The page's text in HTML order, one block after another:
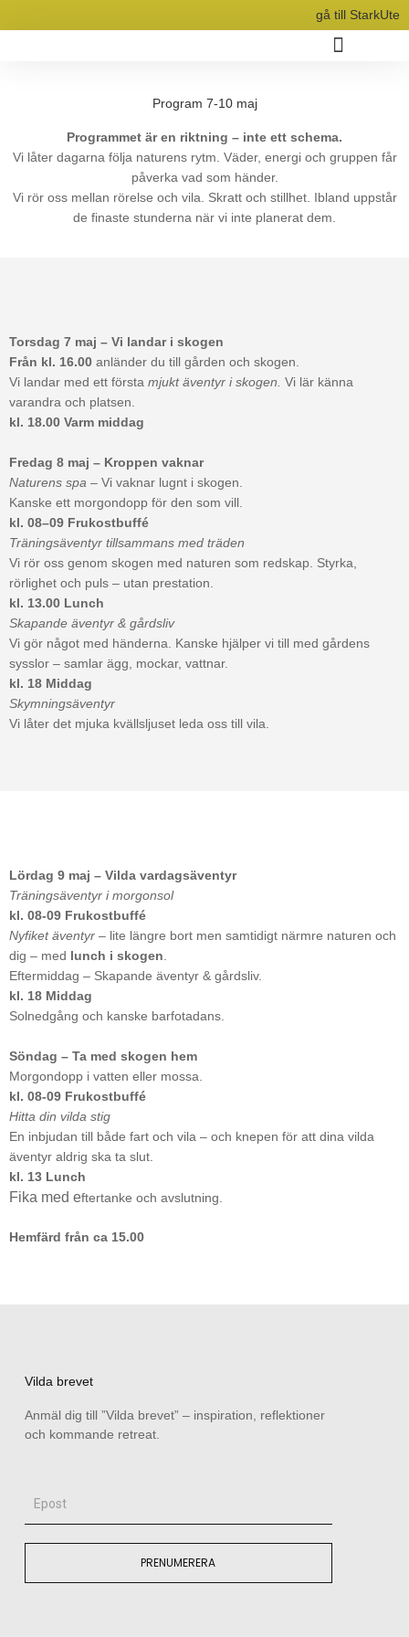
till
gå till StarkUte
Program 7-10 maj
Programmet är en riktning – inte ett schema.
Vi låter dagarna följa naturens rytm. Väder, energi och gruppen får
påverka vad som händer.
Vi rör oss mellan rörelse och vila. Skratt och stillhet. Ibland uppstår
de finaste stunderna när vi inte planerat dem.
Torsdag 7 maj – Vi landar i skogen
Från kl. 16.00 anländer du till gården och skogen.
Vi landar med ett första mjukt äventyr i skogen. Vi lär känna
varandra och platsen.
kl. 18.00 Varm middag
Fredag 8 maj – Kroppen vaknar
Naturens spa – Vi vaknar lugnt i skogen.
Kanske ett morgondopp för den som vill.
kl. 08–09 Frukostbuffé
Träningsäventyr tillsammans med träden
Vi rör oss genom skogen med naturen som redskap. Styrka,
rörlighet och puls – utan prestation.
kl. 13.00 Lunch
Skapande äventyr & gårdsliv
Vi gör något med händerna. Kanske hjälper vi till med gårdens
sysslor – samlar ägg, mockar, vattnar.
kl. 18 Middag
Skymningsäventyr
Vi låter det mjuka kvällsljuset leda oss till vila.
Lördag 9 maj – Vilda vardagsäventyr
Träningsäventyr i morgonsol
kl. 08-09 Frukostbuffé
Nyfiket äventyr – lite längre bort men samtidigt närmre naturen och
dig – med lunch i skogen
Eftermiddag – Skapande äventyr & gårdsliv.
kl. 18 Middag
Solnedgång och kanske barfotadans.
Söndag – Ta med skogen hem
Morgondopp i vatten eller mossa.
kl. 08-09 Frukostbuffé
Hitta din vilda stig
En inbjudan till både fart och vila – och knepen för att dina vilda
äventyr aldrig ska ta slut.
kl. 13 Lunch
Fika med eftertanke och avslutning.
Hemfärd från ca 15.00
Vilda brevet
Anmäl dig till ”Vilda brevet” – inspiration, reflektioner
och kommande retreat.
PRENUMERERA